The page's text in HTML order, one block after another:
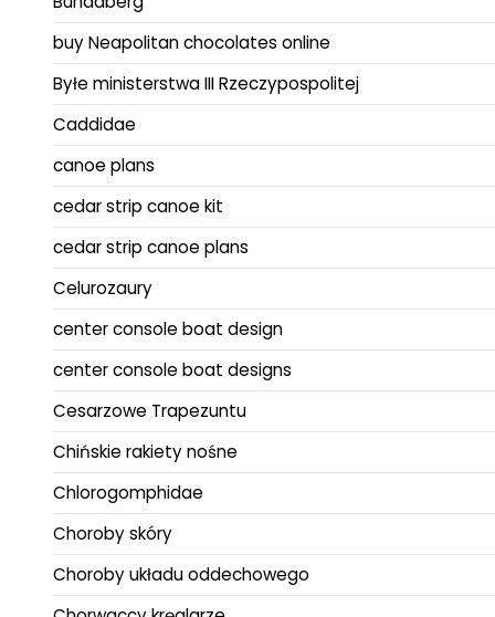
buy Neapolitan chocolates online
Byłe ministerstwa III Rzeczypospolitej
Caddidae
canoe plans
cedar strip canoe kit
cedar strip canoe plans
Celurozaury
center console boat design
center console boat designs
Cesarzowe Trapezuntu
Chińskie rakiety nośne
Chlorogomphidae
Choroby skóry
Choroby układu oddechowego